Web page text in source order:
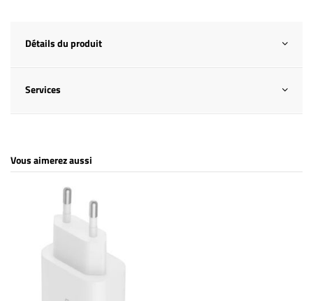
Détails du produit
Services
Vous aimerez aussi